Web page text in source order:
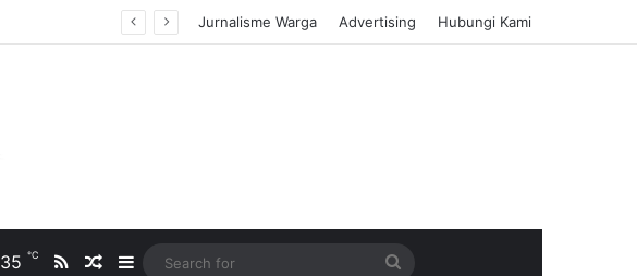
Jurnalisme Warga Advertising Hubungi Kami
35 ℃ RSSRandom Article
Sidebar